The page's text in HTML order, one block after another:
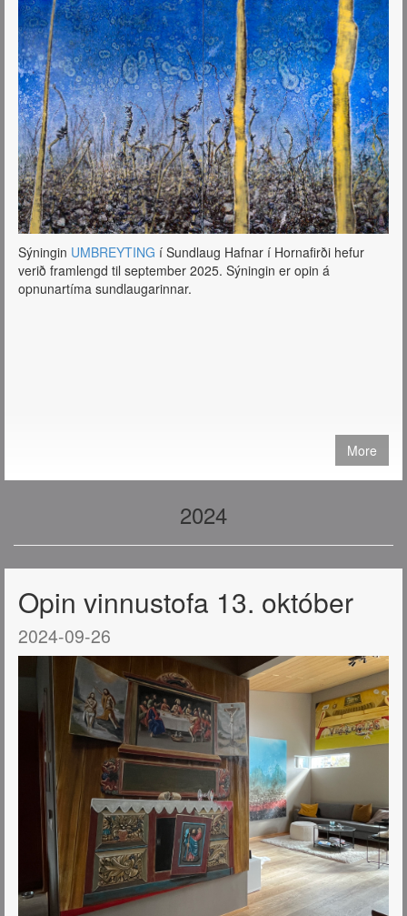
Hágæða prent af málverkum mínum eru nú í boði í tveimur
stærðum: 40x50 cm. og 50x70 cm.
Öll þau málverk sem birtast hér á síðunni má útfæra sem
prentaðar útgáfur og fá sendar hvert sem er í heiminum.
Sjá verð og nánari
upplýsingarhttps://tryggvadottir.com/is/publication/27/
Sýningin UMBREYTING í Sundlaug Hafnar í Hornafirði hefur
verið framlengd til september 2025. Sýningin er opin á
opnunartíma sundlaugarinnar.
More
2024
Opin vinnustofa 13. október
2024-09-26